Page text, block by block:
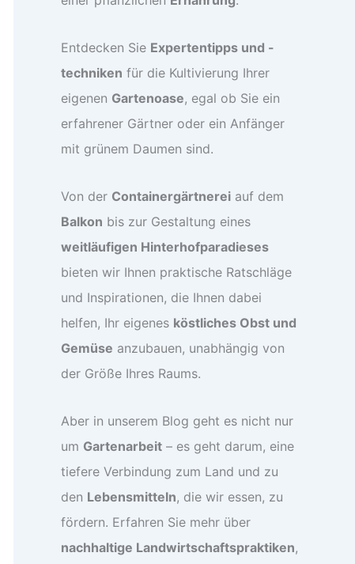
Entdecken Sie Expertentipps und -
techniken für die Kultivierung Ihrer
eigenen Gartenoase, egal ob Sie ein
erfahrener Gärtner oder ein Anfänger
mit grünem Daumen sind.
Von der Containergärtnerei auf dem
Balkon bis zur Gestaltung eines
weitläufigen Hinterhofparadieses
bieten wir Ihnen praktische Ratschläge
und Inspirationen, die Ihnen dabei
helfen, Ihr eigenes köstliches Obst und
Gemüse anzubauen, unabhängig von
der Größe Ihres Raums.
Aber in unserem Blog geht es nicht nur
um Gartenarbeit – es geht darum, eine
tiefere Verbindung zum Land und zu
den Lebensmitteln, die wir essen, zu
fördern. Erfahren Sie mehr über
nachhaltige Landwirtschaftspraktiken,